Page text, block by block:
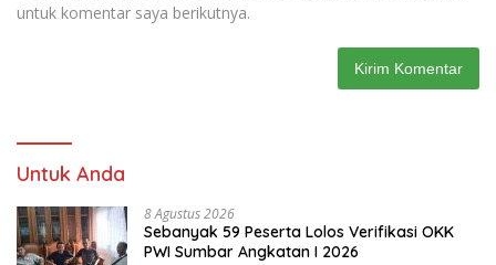
untuk komentar saya berikutnya.
Untuk Anda
8 Agustus 2026
Sebanyak 59 Peserta Lolos Verifikasi OKK
PWI Sumbar Angkatan I 2026